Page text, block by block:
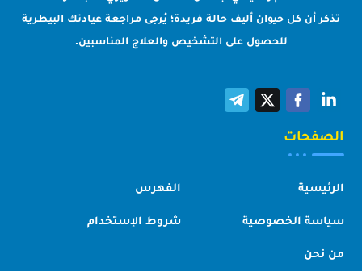
تذكر أن كل حيوان أليف حالة فريدة؛ يُرجى مراجعة عيادتك البيطرية
للحصول على التشخيص والعلاج المناسبين.
الصفحات
الرئيسية الفهرس
سياسة الخصوصية شروط الإستخدام
من نحن